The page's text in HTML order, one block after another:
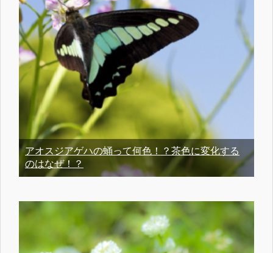
アオスジアゲハの蛹って何色！？茶色に変化する
のはなぜ！？